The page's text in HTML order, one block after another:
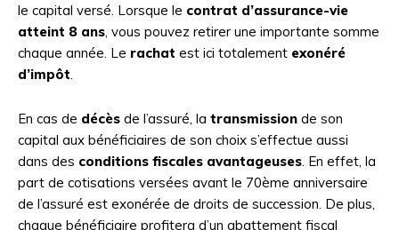
le capital versé. Lorsque le contrat d’assurance-vie
atteint 8 ans , vous pouvez retirer une importante somme
chaque année. Le rachat est ici totalement exonéré
d’impôt
En cas de décès de l’assuré, la transmission de son
capital aux bénéficiaires de son choix s’effectue aussi
dans des conditions fiscales avantageuses . En effet, la
part de cotisations versées avant le 70ème anniversaire
de l’assuré est exonérée de droits de succession. De plus,
chaque bénéficiaire profitera d’un abattement fiscal